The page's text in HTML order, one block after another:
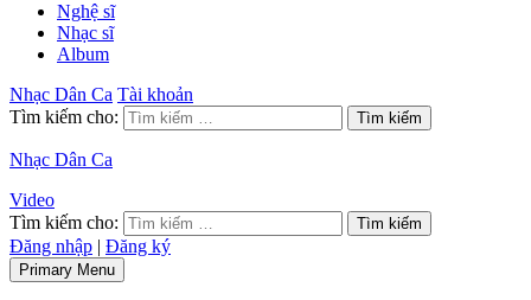
Nghệ sĩ
Nhạc sĩ
Album
Nhạc Dân Ca Tài khoản
Tìm kiếm cho:
Nhạc Dân Ca
Video
Tìm kiếm cho:
Đăng nhập | Đăng ký
Primary Menu